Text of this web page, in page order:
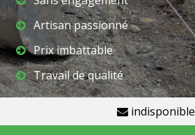
Artisan passionné
Prix imbattable
Travail de qualité
indisponible